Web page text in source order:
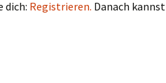
dich: Registrieren. Danach kannst